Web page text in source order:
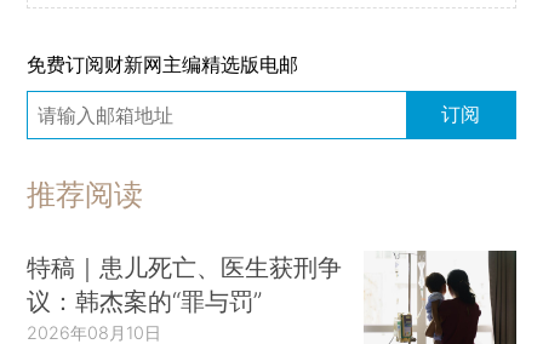
免费订阅财新网主编精选版电邮
订阅
推荐阅读
特稿｜患儿死亡、医生获刑争
议：韩杰案的“罪与罚”
2026年08月10日